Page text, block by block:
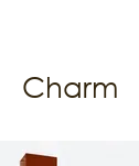
Charm